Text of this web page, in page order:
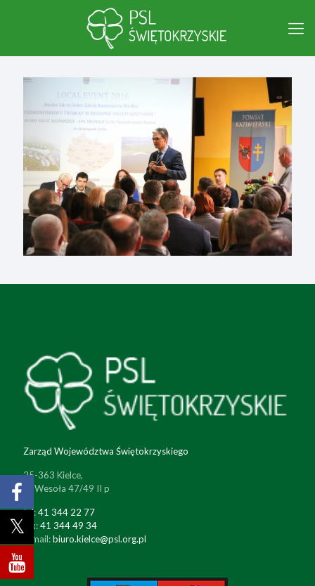
Zarząd Województwa Świętokrzyskiego
25-363 Kielce,
ul. Wesoła 47/49 II p
tel:41 344 22 77
fax:41 344 49 34
e-mail:biuro.kielce@psl.org.pl